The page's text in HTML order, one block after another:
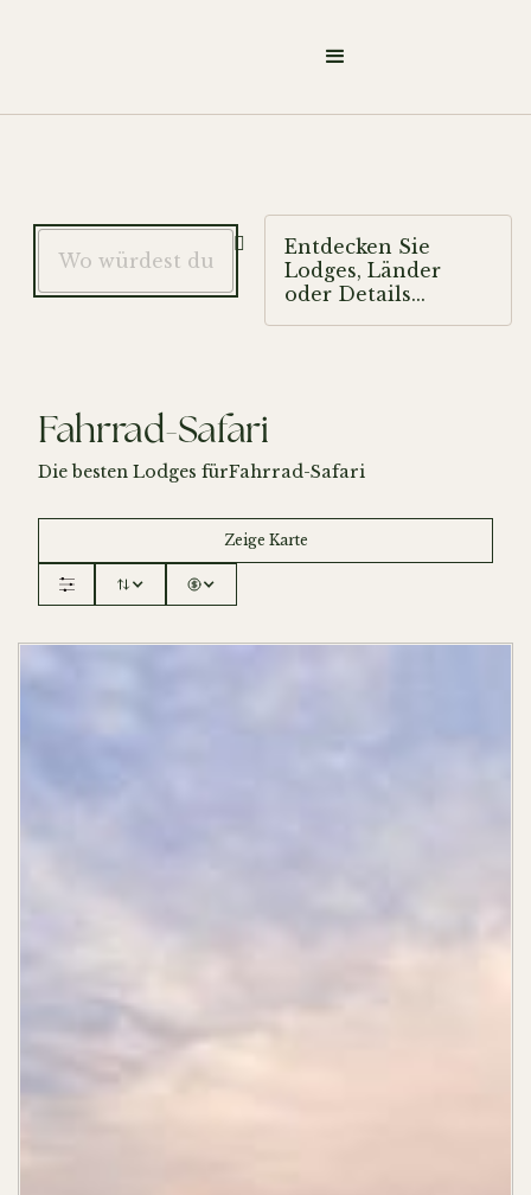

Entdecken Sie
Lodges, Länder
oder Details...
Fahrrad-Safari
Die besten Lodges fürFahrrad-Safari
Zeige Karte